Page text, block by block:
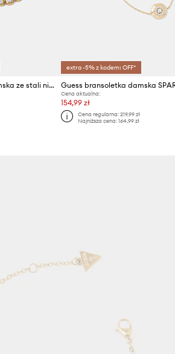
Guess bransoletka damska ze stali nierdzewnej ACE OF DIAMONDS
extra -5% z kodem: OFF*
Guess bransoletka damska
Cena aktualna:
154,99 zł
Cena regularna: 219,99 zł
Najniższa cena: 164,99 zł